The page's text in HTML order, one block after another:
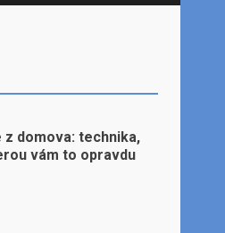
z domova: technika,
vám to opravdu